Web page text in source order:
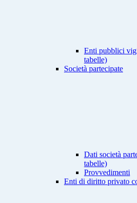
Enti pubblici
tabelle)
Società partecipate
Dati società
tabelle)
Provvedimenti
Enti di diritto privato